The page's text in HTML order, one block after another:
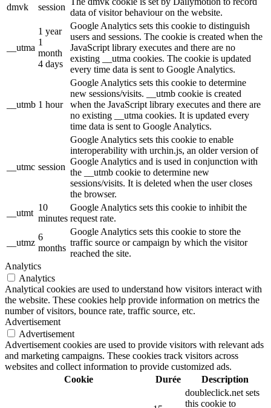
dmvk
session
data of visitor behaviour on the website.
__utma
1 year
1
month
4 days
Google Analytics sets this cookie to distinguish
users and sessions. The cookie is created when the
JavaScript library executes and there are no
existing __utma cookies. The cookie is updated
every time data is sent to Google Analytics.
__utmb 1 hour
Google Analytics sets this cookie to determine
new sessions/visits. __utmb cookie is created
when the JavaScript library executes and there are
no existing __utma cookies. It is updated every
time data is sent to Google Analytics.
__utmc session
Google Analytics sets this cookie to enable
interoperability with urchin.js, an older version of
Google Analytics and is used in conjunction with
the __utmb cookie to determine new
sessions/visits. It is deleted when the user closes
the browser.
__utmt
10
minutes
Google Analytics sets this cookie to inhibit the
request rate.
__utmz
6
months
Google Analytics sets this cookie to store the
traffic source or campaign by which the visitor
reached the site.
Analytics
Analytics
Analytical cookies are used to understand how visitors interact with
the website. These cookies help provide information on metrics the
number of visitors, bounce rate, traffic source, etc.
Advertisement
Advertisement
Advertisement cookies are used to provide visitors with relevant ads
and marketing campaigns. These cookies track visitors across
websites and collect information to provide customized ads.
Cookie
Durée Description
doubleclick.net sets
this cookie to